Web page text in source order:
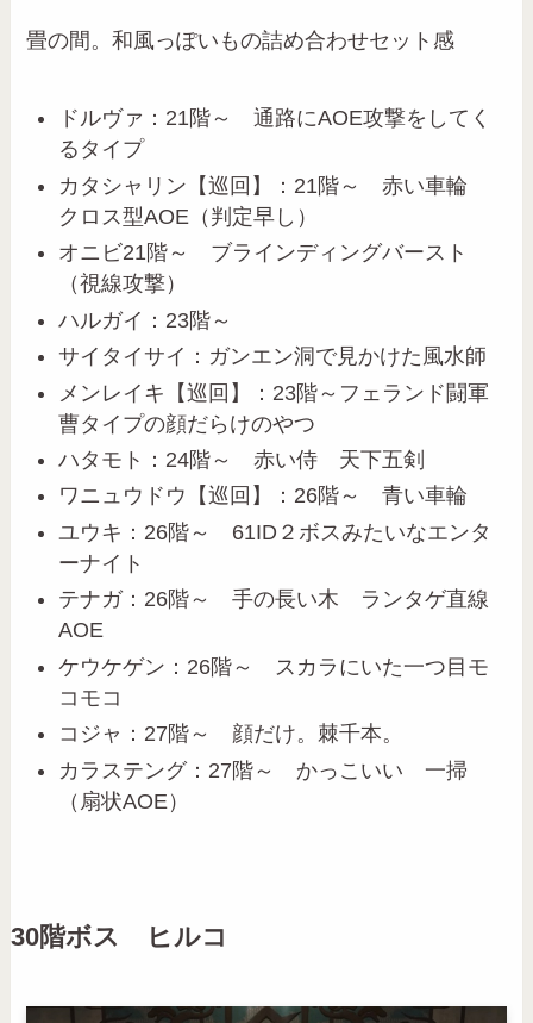
畳の間。和風っぽいもの詰め合わせセット感
ドルヴァ：21階～ 通路にAOE攻撃をしてく
るタイプ
カタシャリン【巡回】：21階～ 赤い車輪
クロス型AOE（判定早し）
オニビ21階～ ブラインディングバースト
（視線攻撃）
ハルガイ：23階～
サイタイサイ：ガンエン洞で見かけた風水師
メンレイキ【巡回】：23階～フェランド闘軍
曹タイプの顔だらけのやつ
ハタモト：24階～ 赤い侍 天下五剣
ワニュウドウ【巡回】：26階～ 青い車輪
ユウキ：26階～ 61ID２ボスみたいなエンタ
ーナイト
テナガ：26階～ 手の長い木 ランタゲ直線
AOE
ケウケゲン：26階～ スカラにいた一つ目モ
コモコ
コジャ：27階～ 顔だけ。棘千本。
カラステング：27階～ かっこいい 一掃
（扇状AOE）
30階ボス ヒルコ